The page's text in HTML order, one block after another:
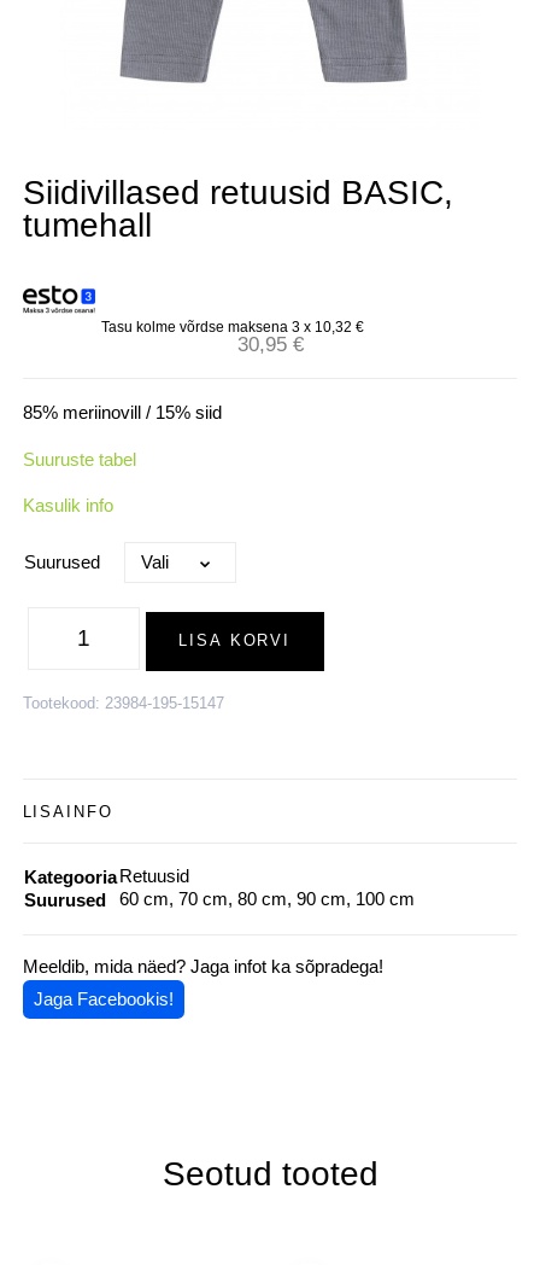
Siidivillased retuusid BASIC,
tumehall
Tasu kolme võrdse maksena 3 x 10,32 €
30,95 €
85% meriinovill / 15% siid
Suuruste tabel
Kasulik info
Suurused
retuusid
BASIC,
LISA KORVI
Tootekood: 23984-195-15147
LISAINFO
Kategooria Retuusid
Suurused
60 cm, 70 cm, 80 cm, 90 cm, 100 cm
Meeldib, mida näed? Jaga infot ka sõpradega!
Jaga Facebookis!
Seotud tooted